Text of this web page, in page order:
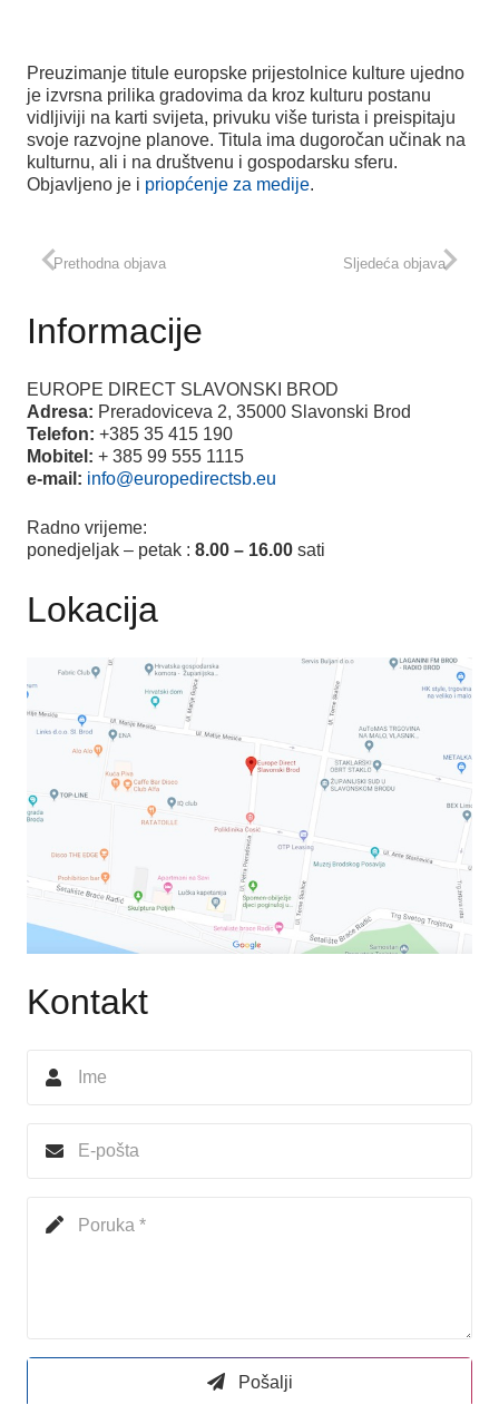
Preuzimanje titule europske prijestolnice kulture ujedno
je izvrsna prilika gradovima da kroz kulturu postanu
vidljiviji na karti svijeta, privuku više turista i preispitaju
svoje razvojne planove. Titula ima dugoročan učinak na
kulturnu, ali i na društvenu i gospodarsku sferu.
Objavljeno je i priopćenje za medije.
Prethodna objava Sljedeća objava
Informacije
EUROPE DIRECT SLAVONSKI BROD
Adresa: Preradoviceva 2, 35000 Slavonski Brod
Telefon: +385 35 415 190
Mobitel: + 385 99 555 1115
e-mail: info@europedirectsb.eu
Radno vrijeme:
ponedjeljak – petak : 8.00 – 16.00 sati
Lokacija
Kontakt
Pošalji